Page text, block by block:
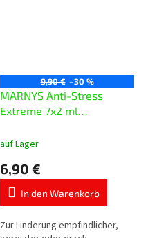
9,90 € –30 %
MARNYS Anti-Stress
Extreme 7x2 ml
auf Lager
6,90 €
In den Warenkorb
Zur Linderung empfindlicher,